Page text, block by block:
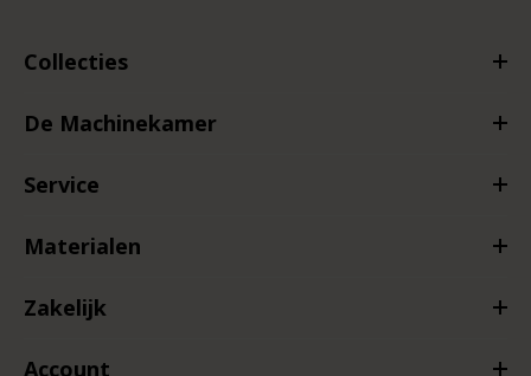
Collecties
De Machinekamer
Service
Materialen
Zakelijk
Account